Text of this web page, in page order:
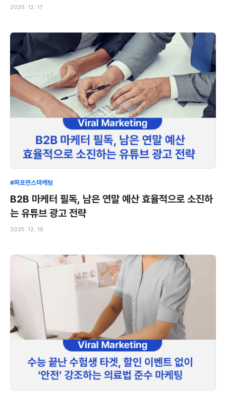
2025. 12. 17
#퍼포먼스마케팅
B2B 마케터 필독, 남은 연말 예산 효율적으로 소진하
는 유튜브 광고 전략
2025. 12. 19